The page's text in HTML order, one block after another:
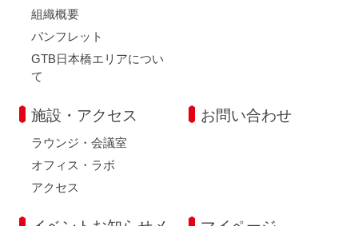
組織概要
パンフレット
GTB日本橋エリアについ
て
施設・アクセス
ラウンジ・会議室
オフィス・ラボ
アクセス
お問い合わせ